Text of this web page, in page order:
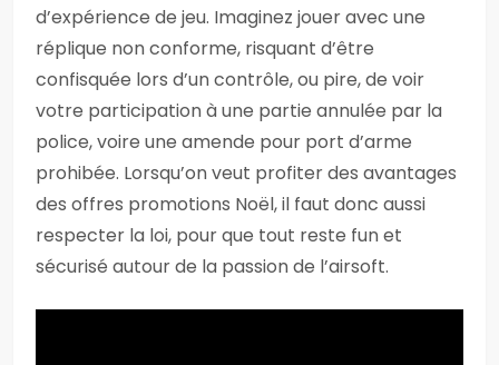
d’expérience de jeu. Imaginez jouer avec une
réplique non conforme, risquant d’être
confisquée lors d’un contrôle, ou pire, de voir
votre participation à une partie annulée par la
police, voire une amende pour port d’arme
prohibée. Lorsqu’on veut profiter des avantages
des offres promotions Noël, il faut donc aussi
respecter la loi, pour que tout reste fun et
sécurisé autour de la passion de l’airsoft.